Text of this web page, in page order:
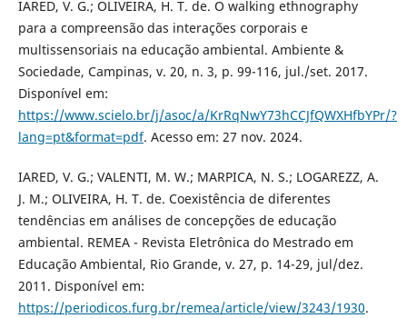
IARED, V. G.; OLIVEIRA, H. T. de. O walking ethnography
para a compreensão das interações corporais e
multissensoriais na educação ambiental. Ambiente &
Sociedade, Campinas, v. 20, n. 3, p. 99-116, jul./set. 2017.
Disponível em:
https://www.scielo.br/j/asoc/a/KrRqNwY73hCCJfQWXHfbYPr/?
lang=pt&format=pdf. Acesso em: 27 nov. 2024.
IARED, V. G.; VALENTI, M. W.; MARPICA, N. S.; LOGAREZZ, A.
J. M.; OLIVEIRA, H. T. de. Coexistência de diferentes
tendências em análises de concepções de educação
ambiental. REMEA - Revista Eletrônica do Mestrado em
Educação Ambiental, Rio Grande, v. 27, p. 14-29, jul/dez.
2011. Disponível em:
https://periodicos.furg.br/remea/article/view/3243/1930.